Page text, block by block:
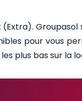
(Extra). Groupasol
pour vous
plus bas sur la